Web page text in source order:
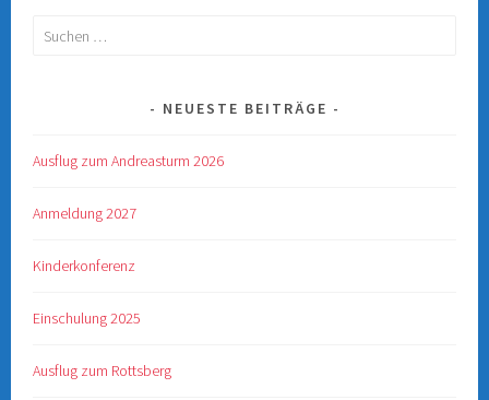
Suchen
NEUESTE BEITRÄGE
Ausflug zum Andreasturm 2026
Anmeldung 2027
Kinderkonferenz
Einschulung 2025
Ausflug zum Rottsberg